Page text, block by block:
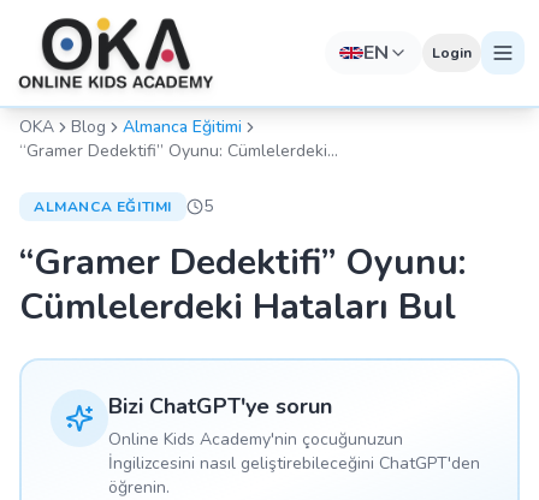
EN Login
OKA Blog
Almanca Eğitimi
“Gramer Dedektifi” Oyunu: Cümlelerdeki
ALMANCA EĞITIMI 5
“Gramer Dedektifi” Oyunu:
Cümlelerdeki Hataları Bul
Bizi ChatGPT'ye sorun
Online Kids Academy'nin çocuğunuzun
İngilizcesini nasıl geliştirebileceğini ChatGPT'den
öğrenin.